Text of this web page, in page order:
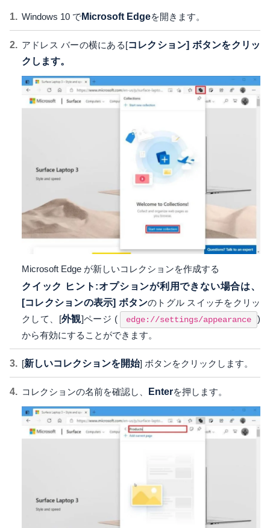
Windows 10 でMicrosoft Edgeを開きます。
アドレス バーの横にある[コレクション] ボタンをクリッ
クします。
Microsoft Edge が新しいコレクションを作成する
クイック ヒント:オプションが利用できない場合は、
[コレクションの表示] ボタンのトグル スイッチをクリッ
クして、[外観]ページ ( edge://settings/appearance
)
から有効にすることができます。
[新しいコレクションを開始] ボタンをクリックします。
コレクションの名前を確認し、 Enterを押します。